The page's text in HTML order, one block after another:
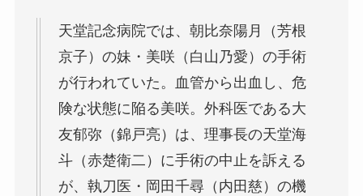
天堂記念病院では、朝比奈陽月（芳根
京子）の妹・美咲（白山乃愛）の手術
が行われていた。血管から出血し、危
険な状態に陥る美咲。外科医である大
友郁弥（錦戸亮）は、理事長の天堂海
斗（赤楚衛二）に手術の中止を訴える
が、執刀医・岡田千尋（内田慈）の機